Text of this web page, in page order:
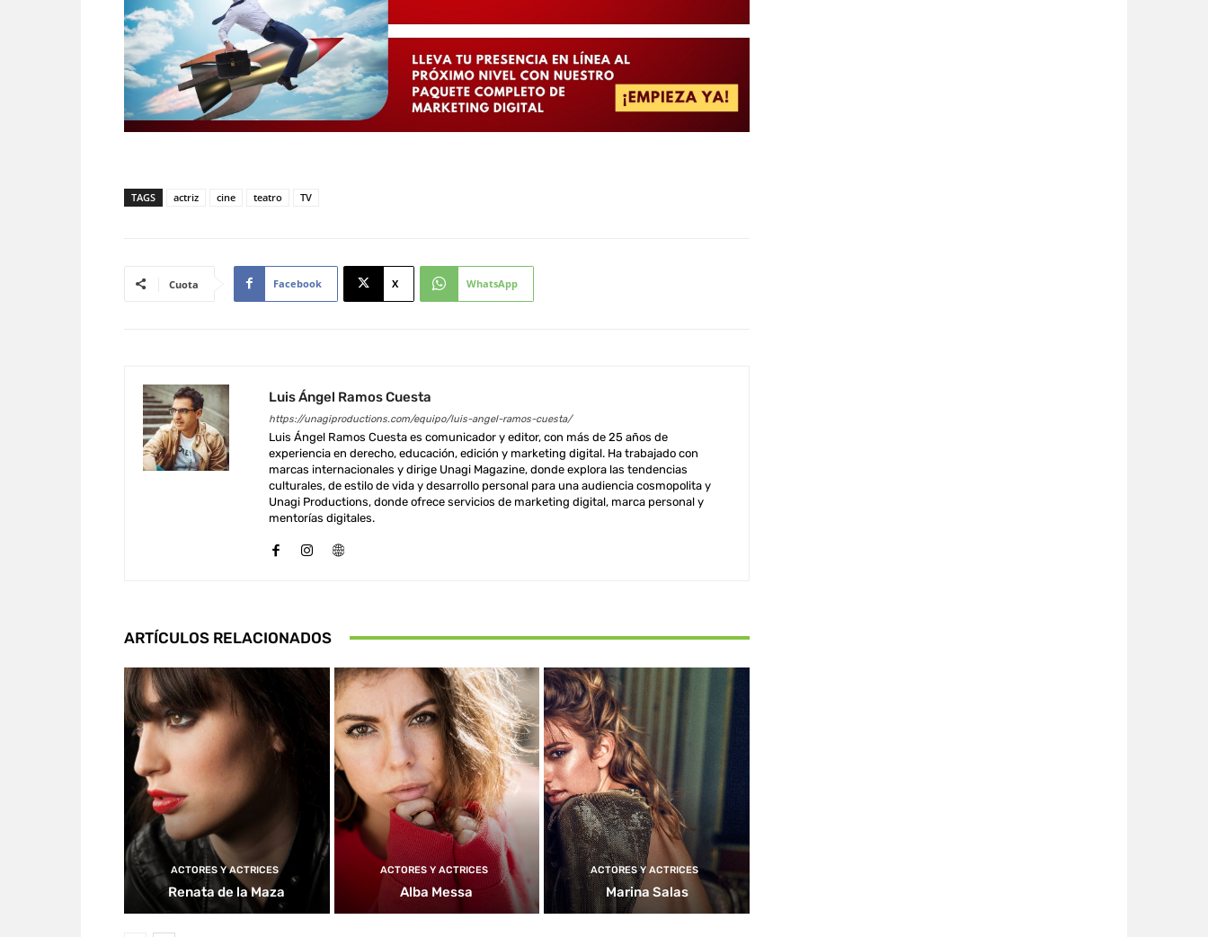
TAGS actriz cine teatro TV
Cuota Facebook X WhatsApp
Luis Ángel Ramos Cuesta
https://unagiproductions.com/equipo/luis-angel-ramos-cuesta/
Luis Ángel Ramos Cuesta es comunicador y editor, con más de 25 años de
experiencia en derecho, educación, edición y marketing digital. Ha trabajado con
marcas internacionales y dirige Unagi Magazine, donde explora las tendencias
culturales, de estilo de vida y desarrollo personal para una audiencia cosmopolita y
Unagi Productions, donde ofrece servicios de marketing digital, marca personal y
mentorías digitales.
ARTÍCULOS RELACIONADOS
ACTORES Y ACTRICES
Renata de la Maza
ACTORES Y ACTRICES
Alba Messa
ACTORES Y ACTRICES
Marina Salas